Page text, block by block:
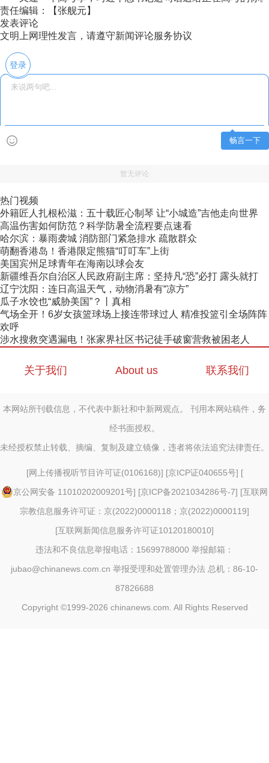
责任编辑：【张舰元】
发表评论
文明上网理性发言，请遵守新闻评论服务协议
登录
畅言一下
暂无评论
热门视频
外籍匠人扎根松滋：五十载匠心制琴 让“小城造”吉他走向世界
高温伤害如何防范？科学防暑全流程要点速看
哈尔滨：暴雨袭城 消防部门紧急排水 疏散群众
萌翻香港岛！香港限定熊猫“叮叮车”上街
美国宾州足球青年在海南以球会友
新疆维吾尔自治区人民政府副主席：坚持凡“恐”必打 露头就打
辽宁沈阳：连日高温天气，动物消暑有“凉方”
瓜子水饺也“威胁美国”？丨真相
气场全开！6岁女孩篮球场上接连带球过人 精准投篮引全场阵阵
欢呼
涉水搜救突遇漏电！张家界社区书记徒手破窗营救被困老人
关于我们 About us 联系我们
本网站所刊载信息，不代表中新社和中新网观点。 刊用本网站稿件，务
经书面授权。
未经授权禁止转载、摘编、复制及建立镜像，违者将依法追究法律责任。
[网上传播视听节目许可证(0106168)] [京ICP证040655号] [
京公网安备 11010202009201号] [京ICP备2021034286号-7] [互联网
宗教信息服务许可证：京(2022)0000118；京(2022)0000119]
[互联网新闻信息服务许可证10120180010]
违法和不良信息举报电话：15699788000 举报邮箱：
jubao@chinanews.com.cn 举报受理和处置管理办法 总机：86-10-
87826688
Copyright ©1999-2026 chinanews.com. All Rights Reserved